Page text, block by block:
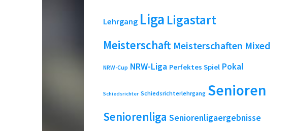
Lehrgang Liga Ligastart
Meisterschaft Meisterschaften Mixed
NRW-Cup NRW-Liga Perfektes Spiel Pokal
Schiedsrichter Schiedsrichterlehrgang Senioren
Seniorenliga Seniorenligaergebnisse